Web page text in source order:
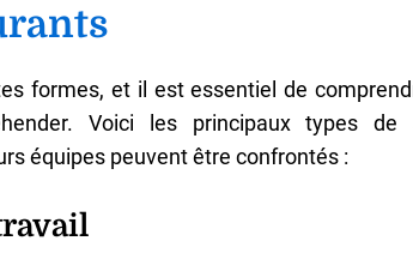
formes, et il est essentiel de
Voici les principaux types de
équipes peuvent être confrontés :